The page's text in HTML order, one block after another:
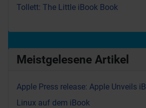
Meistgelesene Artikel
Apple Press release: Apple Unveils
Linux auf dem iBook
Tollett: The Little iBook Book